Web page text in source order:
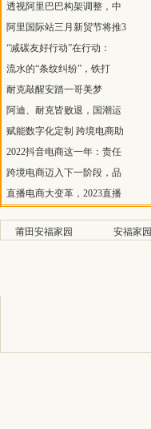
透视阿里巴巴构架调整，中
阿里国际站三月新贸节将推3
“减碳友好行动”在行动：
流水的“条纹纠纷”，铁打
耐克敲醒安踏一哥美梦
阿迪、耐克皆败退，国潮运
赋能数字化定制 跨境电商助
2022抖音电商这一年：责任
跨境电商迈入下一阶段，品
直播电商大变革，2023直播
莆田安福家园 安福家园